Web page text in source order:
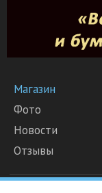
Магазин
Фото
Новости
Отзывы